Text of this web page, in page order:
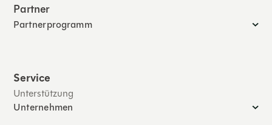
Partner
Partnerprogramm
Service
Unterstützung
Unternehmen